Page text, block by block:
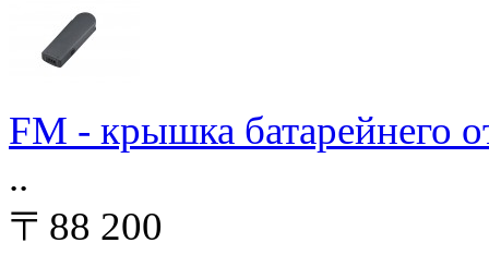
FM - крышка батарейнего
..
〒88 200